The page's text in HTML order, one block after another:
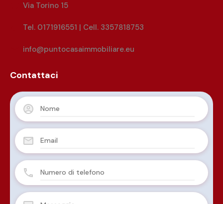
Via Torino 15
Tel. 0171916551 | Cell. 3357818753
info@puntocasaimmobiliare.eu
Contattaci